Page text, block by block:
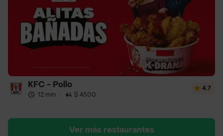
KFC - Pollo
12 min · $ 4500
4.7
Ver más restaurantes